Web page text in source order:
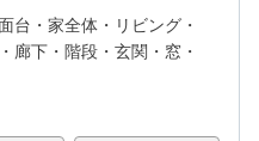
台・ 家全体・ リビング・
廊下・ 階段・ 玄関・ 窓・